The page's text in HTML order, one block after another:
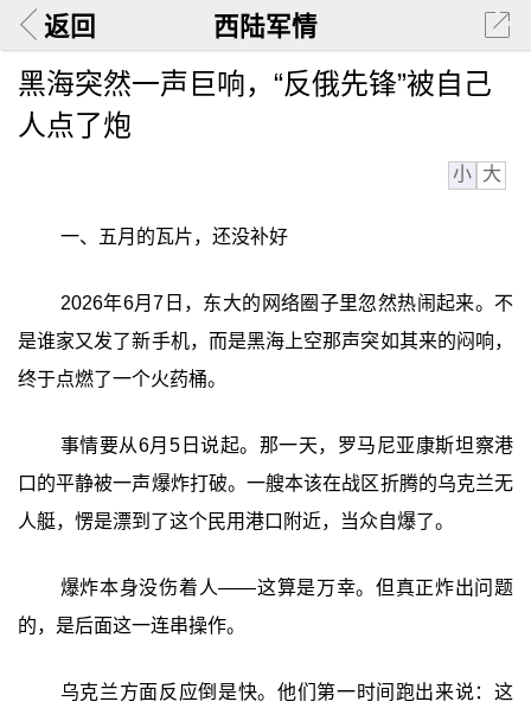
返回 西陆军情
黑海突然一声巨响，“反俄先锋”被自己
人点了炮
小 大
一、五月的瓦片，还没补好
2026年6月7日，东大的网络圈子里忽然热闹起来。不
是谁家又发了新手机，而是黑海上空那声突如其来的闷响，
终于点燃了一个火药桶。
事情要从6月5日说起。那一天，罗马尼亚康斯坦察港
口的平静被一声爆炸打破。一艘本该在战区折腾的乌克兰无
人艇，愣是漂到了这个民用港口附近，当众自爆了。
爆炸本身没伤着人——这算是万幸。但真正炸出问题
的，是后面这一连串操作。
乌克兰方面反应倒是快。他们第一时间跑出来说：这